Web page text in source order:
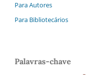
Para Autores
Para Bibliotecários
Palavras-chave